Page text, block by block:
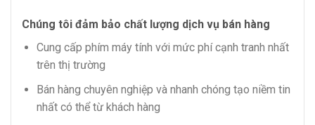
Chúng tôi đảm bảo chất lượng dịch vụ bán hàng
Cung cấp phím máy tính với mức phí cạnh tranh nhất
trên thị trường
Bán hàng chuyên nghiệp và nhanh chóng tạo niềm tin
nhất có thể từ khách hàng